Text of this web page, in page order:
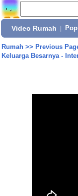
Video Rumah
Rumah>> Previous
Keluarga Besarnya -